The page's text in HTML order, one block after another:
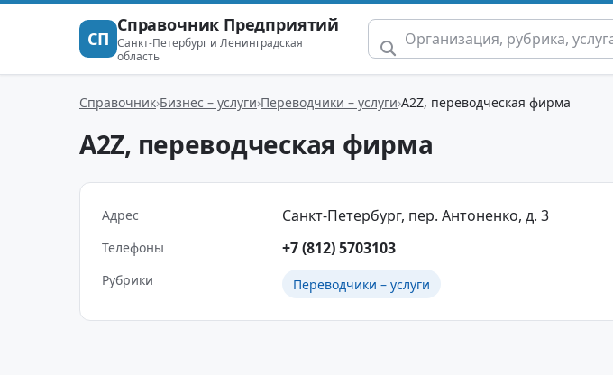
СП
Справочник Предприятий
Санкт-Петербург и Ленинградская
область
Справочник Бизнес – услуги Переводчики – услуги A2Z, переводческая фирма
A2Z, переводческая фирма
Адрес Санкт-Петербург, пер. Антоненко, д. 3
Телефоны +7 (812) 5703103
Рубрики Переводчики – услуги